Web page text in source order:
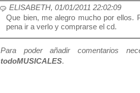
ELISABETH, 01/01/2011 22:02:09
Que bien, me alegro mucho por ellos.
pena ir a verlo y comprarse el cd.
Para poder añadir comentarios
todoMUSICALES.